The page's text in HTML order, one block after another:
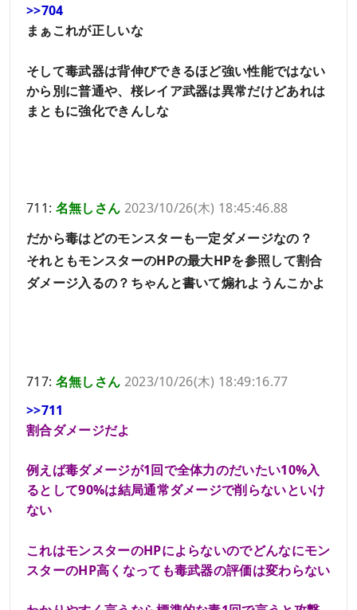
>>704
まぁこれが正しいな
そして毒武器は背伸びできるほど強い性能ではない
から別に普通や、桜レイア武器は異常だけどあれは
まともに強化できんしな
711: 名無しさん 2023/10/26(木) 18:45:46.88
だから毒はどのモンスターも一定ダメージなの？
それともモンスターのHPの最大HPを参照して割合
ダメージ入るの？ちゃんと書いて煽れようんこかよ
717: 名無しさん 2023/10/26(木) 18:49:16.77
>>711
割合ダメージだよ
例えば毒ダメージが1回で全体力のだいたい10%入
るとして90%は結局通常ダメージで削らないといけ
ない
これはモンスターのHPによらないのでどんなにモン
スターのHP高くなっても毒武器の評価は変わらない